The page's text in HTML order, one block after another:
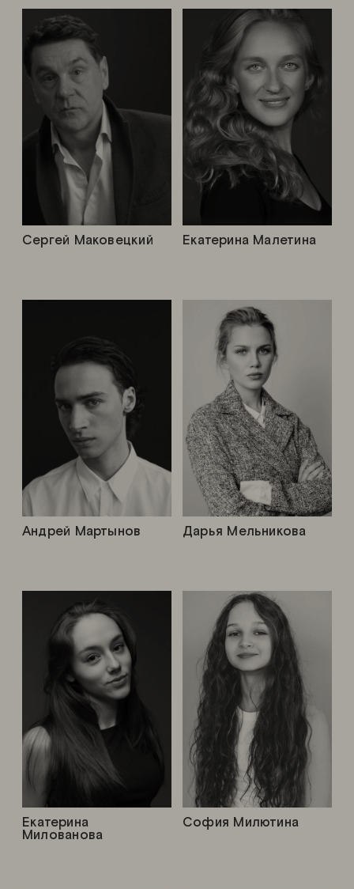
Сергей Маковецкий
Дарья Мельникова
Андрей Мартынов
Екатерина Малетина
София Милютина
Екатерина
Милованова